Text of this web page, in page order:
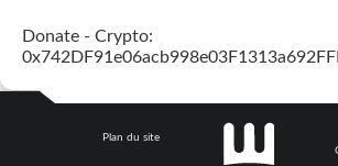
Donate - Crypto:
Plan du site